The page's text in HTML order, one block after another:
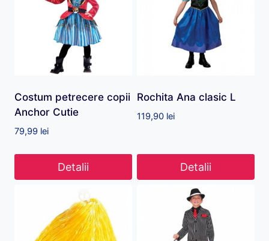
Costum petrecere copii
Anchor Cutie
79,99 lei
Detalii
Rochita Ana clasic L
119,90 lei
Detalii